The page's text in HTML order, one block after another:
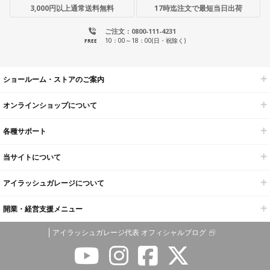
3,000円以上通常送料無料 17時迄注文で最短当日出荷
ご注文：0800-111-4231
FREE 10：00～18：00(日・祝除く)
ショールーム・ストアのご案内
オンラインショップについて
各種サポート
当サイトについて
アイラッシュガレージについて
開業・経営支援メニュー
アイラッシュガレージ代表 オフィシャルブログ